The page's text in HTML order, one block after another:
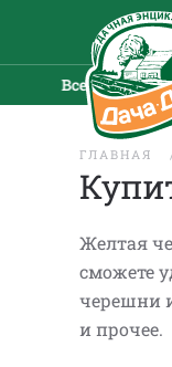
Все новости
ГЛАВНАЯ
Желтая
сможете
черешни
и прочее.